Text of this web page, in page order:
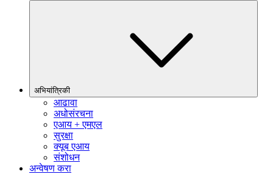
अभियांत्रिकी
आढावा
अधोसंरचना
एआय + एमएल
सुरक्षा
क्यूब एआय
संशोधन
अन्वेषण करा